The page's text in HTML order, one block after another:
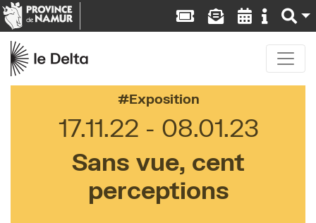
Exposition
17.11.22
08.01.23
Sans vue, cent
perceptions